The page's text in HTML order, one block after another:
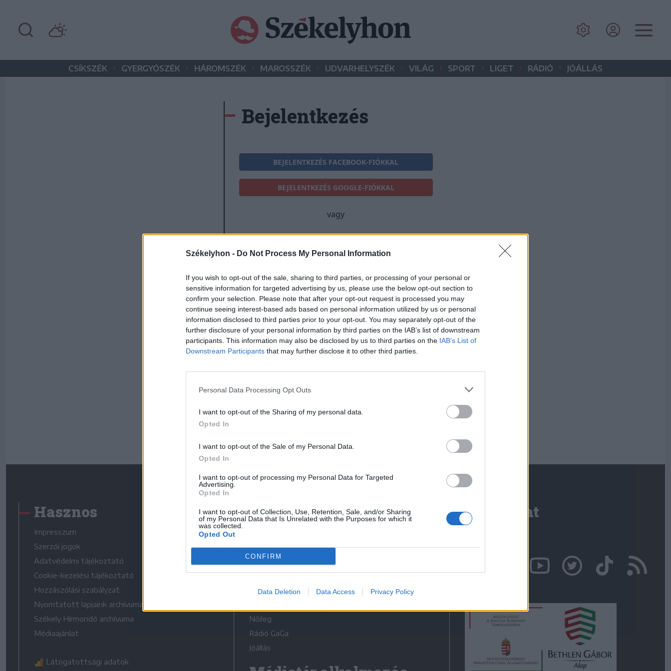
Székelyhon - Do Not Process My Personal Information
If you wish to opt-out of the sale, sharing to third parties, or processing of your personal or
sensitive information for targeted advertising by us, please use the below opt-out section to
confirm your selection. Please note that after your opt-out request is processed you may
continue seeing interest-based ads based on personal information utilized by us or personal
information disclosed to third parties prior to your opt-out. You may separately opt-out of the
further disclosure of your personal information by third parties on the IAB’s list of downstream
participants. This information may also be disclosed by us to third parties on the IAB’s List of
Downstream Participants that may further disclose it to other third parties.
Personal Data Processing Opt Outs
I want to opt-out of the Sharing of my personal data.
Opted In
I want to opt-out of the Sale of my Personal Data.
Opted In
I want to opt-out of processing my Personal Data for Targeted
Advertising.
Opted In
I want to opt-out of Collection, Use, Retention, Sale, and/or Sharing
of my Personal Data that Is Unrelated with the Purposes for which it
was collected.
Opted Out
CONFIRM
Data Deletion Data Access Privacy Policy
CSÍKSZÉK • GYERGYÓSZÉK • HÁROMSZÉK • MAROSSZÉK • UDVARHELYSZÉK • VILÁG • SPORT • LIGET • RÁDIÓ • JÓÁLLÁS
Bejelentkezés
BEJELENTKEZÉS FACEBOOK-FIÓKKAL
BEJELENTKEZÉS GOOGLE-FIÓKKAL
vagy
E-mail-cím
Jelszó
Elfelejtette a jelszavát?
BEJELENTKEZÉS
Hasznos
Impresszum
Szerzői jogok
Adatvédelmi tájékoztató
Cookie-kezelési tájékoztató
Hozzászólási szabályzat
Nyomtatott lapjaink archívuma
Székely Hírmondó archívuma
Médiaajánlat
Látogatottsági adatok
Médiatér
Liget
Krónika
Bihari Napló
Erdélyi Napló
Nőileg
Rádió GaGa
Jóállás
Kapcsolat